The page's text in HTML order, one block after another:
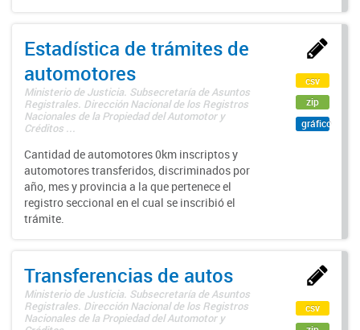
Estadística de trámites de
automotores
Ministerio de Justicia. Subsecretaría de Asuntos
Registrales. Dirección Nacional de los Registros
Nacionales de la Propiedad del Automotor y
Créditos ...
Cantidad de automotores 0km inscriptos y
automotores transferidos, discriminados por
año, mes y provincia a la que pertenece el
registro seccional en el cual se inscribió el
trámite.
csv
zip
gráfico
Transferencias de autos
Ministerio de Justicia. Subsecretaría de Asuntos
Registrales. Dirección Nacional de los Registros
Nacionales de la Propiedad del Automotor y
csv